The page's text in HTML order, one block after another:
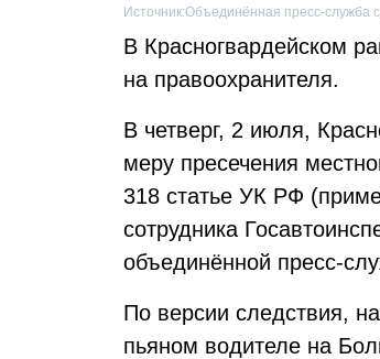
Источник:Объединённая пресс-служба
В Красногвардейском
на правоохранителя.
В четверг, 2 июля,
меру пресечения
318 статье УК РФ
сотрудника
объединённой пресс-
По версии следствия,
пьяном водителе на